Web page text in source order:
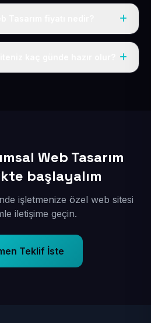
50 USD + KDV. Bu bedele alan
Web Tasarım
başlayalım
işletmenize özel web sitesi
iletişime geçin.
Teklif İste